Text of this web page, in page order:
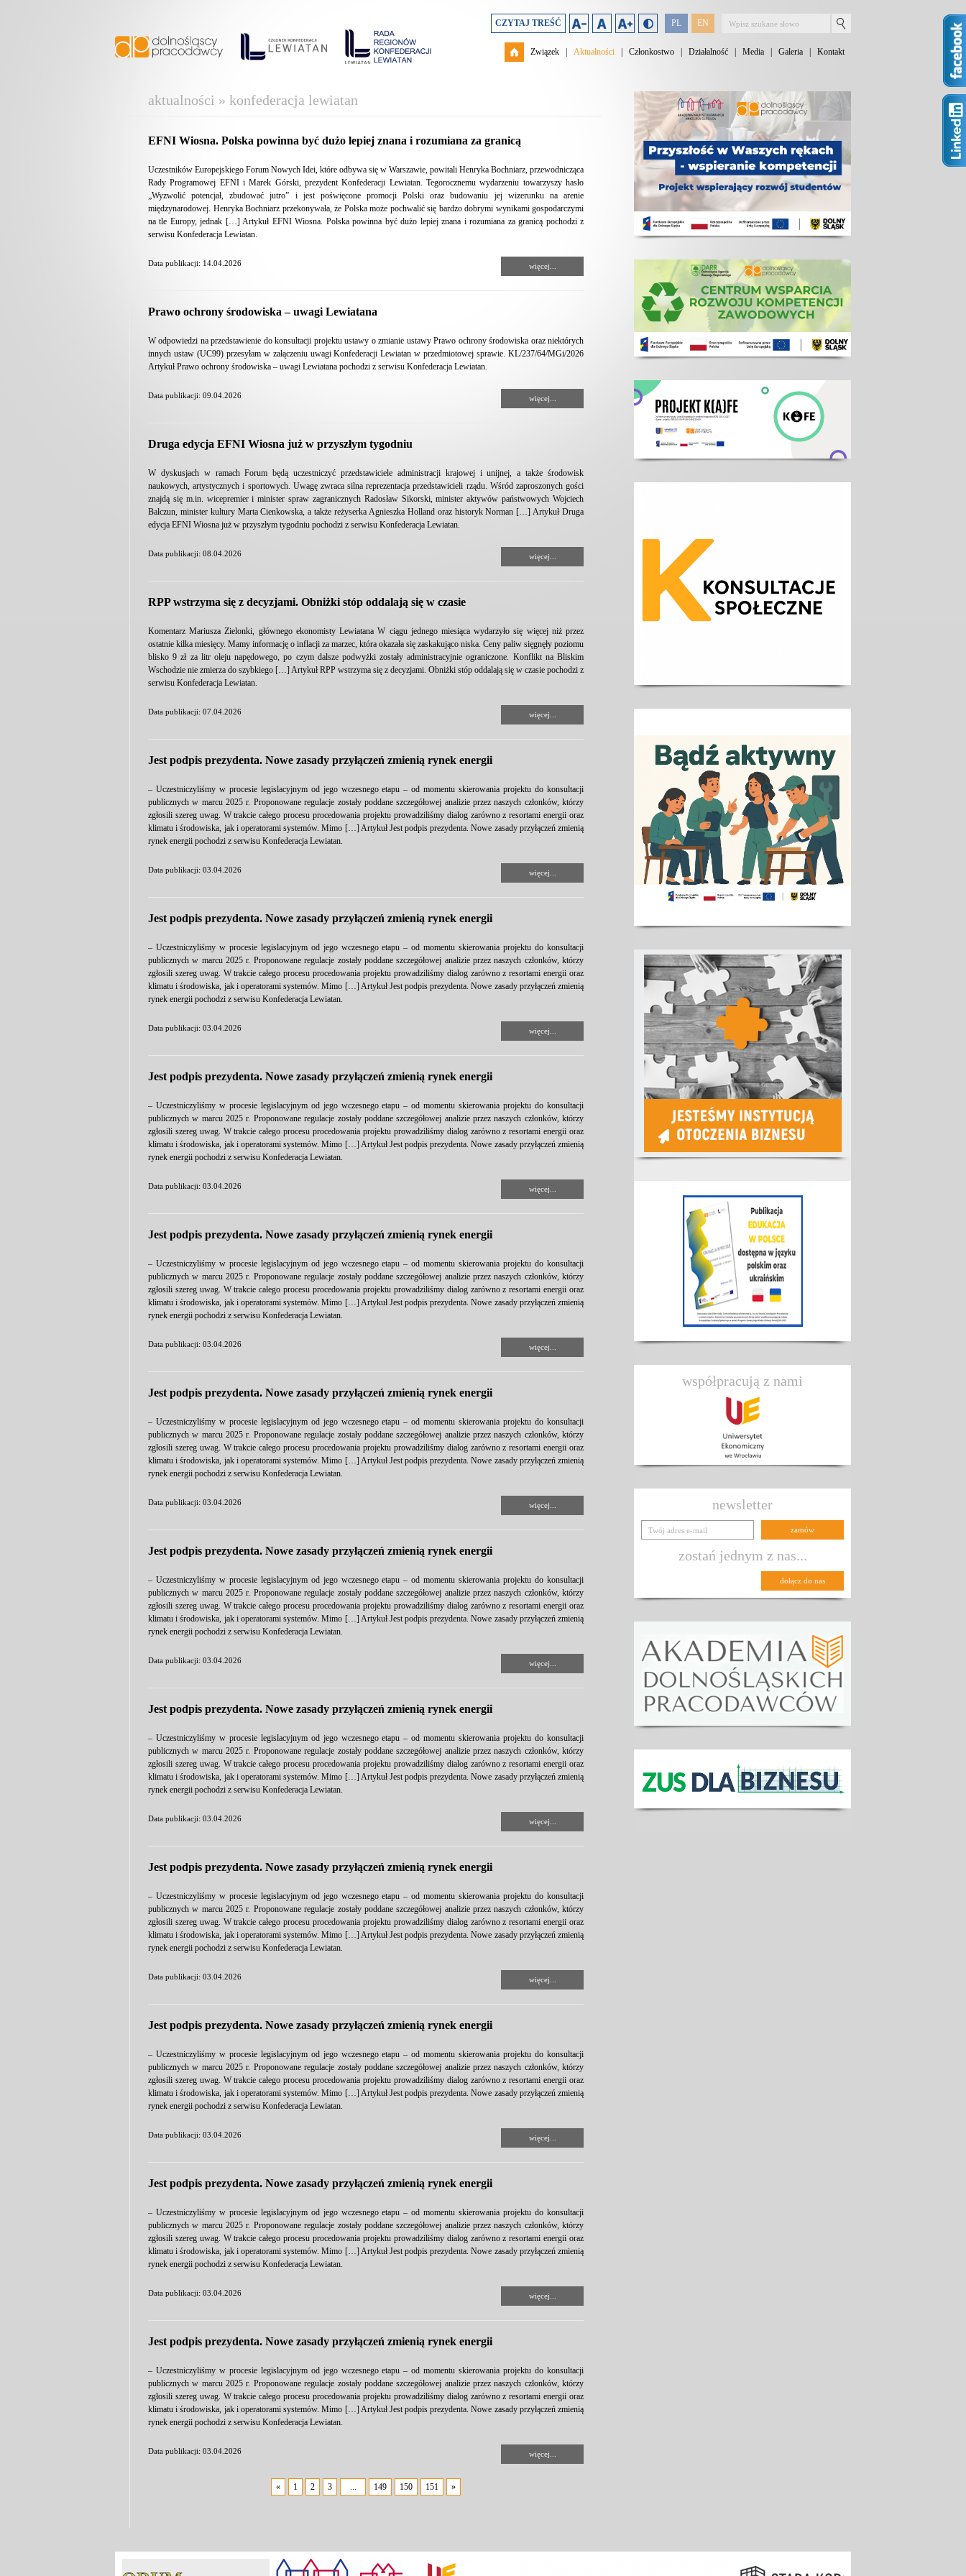
PL EN
CZYTAJ TREŚĆ
Związek Aktualności Członkostwo Działalność Media Galeria Kontakt
aktualności » konfederacja lewiatan
EFNI Wiosna. Polska powinna być dużo lepiej znana i rozumiana za granicą
Uczestników Europejskiego Forum Nowych Idei, które odbywa się w Warszawie, powitali Henryka Bochniarz, przewodnicząca
Rady Programowej EFNI i Marek Górski, prezydent Konfederacji Lewiatan. Tegorocznemu wydarzeniu towarzyszy hasło
„Wyzwolić potencjał, zbudować jutro” i jest poświęcone promocji Polski oraz budowaniu jej wizerunku na arenie
międzynarodowej. Henryka Bochniarz przekonywała, że Polska może pochwalić się bardzo dobrymi wynikami gospodarczymi
na tle Europy, jednak […] Artykuł EFNI Wiosna. Polska powinna być dużo lepiej znana i rozumiana za granicą pochodzi z
serwisu Konfederacja Lewiatan.
Data publikacji: 14.04.2026 więcej...
Prawo ochrony środowiska – uwagi Lewiatana
W odpowiedzi na przedstawienie do konsultacji projektu ustawy o zmianie ustawy Prawo ochrony środowiska oraz niektórych
innych ustaw (UC99) przesyłam w załączeniu uwagi Konfederacji Lewiatan w przedmiotowej sprawie. KL/237/64/MGi/2026
Artykuł Prawo ochrony środowiska – uwagi Lewiatana pochodzi z serwisu Konfederacja Lewiatan.
Data publikacji: 09.04.2026 więcej...
Druga edycja EFNI Wiosna już w przyszłym tygodniu
W dyskusjach w ramach Forum będą uczestniczyć przedstawiciele administracji krajowej i unijnej, a także środowisk
naukowych, artystycznych i sportowych. Uwagę zwraca silna reprezentacja przedstawicieli rządu. Wśród zaproszonych gości
znajdą się m.in. wicepremier i minister spraw zagranicznych Radosław Sikorski, minister aktywów państwowych Wojciech
Balczun, minister kultury Marta Cienkowska, a także reżyserka Agnieszka Holland oraz historyk Norman […] Artykuł Druga
edycja EFNI Wiosna już w przyszłym tygodniu pochodzi z serwisu Konfederacja Lewiatan.
Data publikacji: 08.04.2026 więcej...
RPP wstrzyma się z decyzjami. Obniżki stóp oddalają się w czasie
Komentarz Mariusza Zielonki, głównego ekonomisty Lewiatana W ciągu jednego miesiąca wydarzyło się więcej niż przez
ostatnie kilka miesięcy. Mamy informację o inflacji za marzec, która okazała się zaskakująco niska. Ceny paliw sięgnęły poziomu
blisko 9 zł za litr oleju napędowego, po czym dalsze podwyżki zostały administracyjnie ograniczone. Konflikt na Bliskim
Wschodzie nie zmierza do szybkiego […] Artykuł RPP wstrzyma się z decyzjami. Obniżki stóp oddalają się w czasie pochodzi z
serwisu Konfederacja Lewiatan.
Data publikacji: 07.04.2026 więcej...
Jest podpis prezydenta. Nowe zasady przyłączeń zmienią rynek energii
– Uczestniczyliśmy w procesie legislacyjnym od jego wczesnego etapu – od momentu skierowania projektu do konsultacji
publicznych w marcu 2025 r. Proponowane regulacje zostały poddane szczegółowej analizie przez naszych członków, którzy
zgłosili szereg uwag. W trakcie całego procesu procedowania projektu prowadziliśmy dialog zarówno z resortami energii oraz
klimatu i środowiska, jak i operatorami systemów. Mimo […] Artykuł Jest podpis prezydenta. Nowe zasady przyłączeń zmienią
rynek energii pochodzi z serwisu Konfederacja Lewiatan.
Data publikacji: 03.04.2026 więcej...
Jest podpis prezydenta. Nowe zasady przyłączeń zmienią rynek energii
– Uczestniczyliśmy w procesie legislacyjnym od jego wczesnego etapu – od momentu skierowania projektu do konsultacji
publicznych w marcu 2025 r. Proponowane regulacje zostały poddane szczegółowej analizie przez naszych członków, którzy
zgłosili szereg uwag. W trakcie całego procesu procedowania projektu prowadziliśmy dialog zarówno z resortami energii oraz
klimatu i środowiska, jak i operatorami systemów. Mimo […] Artykuł Jest podpis prezydenta. Nowe zasady przyłączeń zmienią
rynek energii pochodzi z serwisu Konfederacja Lewiatan.
Data publikacji: 03.04.2026 więcej...
Jest podpis prezydenta. Nowe zasady przyłączeń zmienią rynek energii
– Uczestniczyliśmy w procesie legislacyjnym od jego wczesnego etapu – od momentu skierowania projektu do konsultacji
publicznych w marcu 2025 r. Proponowane regulacje zostały poddane szczegółowej analizie przez naszych członków, którzy
zgłosili szereg uwag. W trakcie całego procesu procedowania projektu prowadziliśmy dialog zarówno z resortami energii oraz
klimatu i środowiska, jak i operatorami systemów. Mimo […] Artykuł Jest podpis prezydenta. Nowe zasady przyłączeń zmienią
rynek energii pochodzi z serwisu Konfederacja Lewiatan.
Data publikacji: 03.04.2026 więcej...
Jest podpis prezydenta. Nowe zasady przyłączeń zmienią rynek energii
– Uczestniczyliśmy w procesie legislacyjnym od jego wczesnego etapu – od momentu skierowania projektu do konsultacji
publicznych w marcu 2025 r. Proponowane regulacje zostały poddane szczegółowej analizie przez naszych członków, którzy
zgłosili szereg uwag. W trakcie całego procesu procedowania projektu prowadziliśmy dialog zarówno z resortami energii oraz
klimatu i środowiska, jak i operatorami systemów. Mimo […] Artykuł Jest podpis prezydenta. Nowe zasady przyłączeń zmienią
rynek energii pochodzi z serwisu Konfederacja Lewiatan.
Data publikacji: 03.04.2026 więcej...
Jest podpis prezydenta. Nowe zasady przyłączeń zmienią rynek energii
– Uczestniczyliśmy w procesie legislacyjnym od jego wczesnego etapu – od momentu skierowania projektu do konsultacji
publicznych w marcu 2025 r. Proponowane regulacje zostały poddane szczegółowej analizie przez naszych członków, którzy
zgłosili szereg uwag. W trakcie całego procesu procedowania projektu prowadziliśmy dialog zarówno z resortami energii oraz
klimatu i środowiska, jak i operatorami systemów. Mimo […] Artykuł Jest podpis prezydenta. Nowe zasady przyłączeń zmienią
rynek energii pochodzi z serwisu Konfederacja Lewiatan.
Data publikacji: 03.04.2026 więcej...
Jest podpis prezydenta. Nowe zasady przyłączeń zmienią rynek energii
– Uczestniczyliśmy w procesie legislacyjnym od jego wczesnego etapu – od momentu skierowania projektu do konsultacji
publicznych w marcu 2025 r. Proponowane regulacje zostały poddane szczegółowej analizie przez naszych członków, którzy
zgłosili szereg uwag. W trakcie całego procesu procedowania projektu prowadziliśmy dialog zarówno z resortami energii oraz
klimatu i środowiska, jak i operatorami systemów. Mimo […] Artykuł Jest podpis prezydenta. Nowe zasady przyłączeń zmienią
rynek energii pochodzi z serwisu Konfederacja Lewiatan.
Data publikacji: 03.04.2026 więcej...
Jest podpis prezydenta. Nowe zasady przyłączeń zmienią rynek energii
– Uczestniczyliśmy w procesie legislacyjnym od jego wczesnego etapu – od momentu skierowania projektu do konsultacji
publicznych w marcu 2025 r. Proponowane regulacje zostały poddane szczegółowej analizie przez naszych członków, którzy
zgłosili szereg uwag. W trakcie całego procesu procedowania projektu prowadziliśmy dialog zarówno z resortami energii oraz
klimatu i środowiska, jak i operatorami systemów. Mimo […] Artykuł Jest podpis prezydenta. Nowe zasady przyłączeń zmienią
rynek energii pochodzi z serwisu Konfederacja Lewiatan.
Data publikacji: 03.04.2026 więcej...
Jest podpis prezydenta. Nowe zasady przyłączeń zmienią rynek energii
– Uczestniczyliśmy w procesie legislacyjnym od jego wczesnego etapu – od momentu skierowania projektu do konsultacji
publicznych w marcu 2025 r. Proponowane regulacje zostały poddane szczegółowej analizie przez naszych członków, którzy
zgłosili szereg uwag. W trakcie całego procesu procedowania projektu prowadziliśmy dialog zarówno z resortami energii oraz
klimatu i środowiska, jak i operatorami systemów. Mimo […] Artykuł Jest podpis prezydenta. Nowe zasady przyłączeń zmienią
rynek energii pochodzi z serwisu Konfederacja Lewiatan.
Data publikacji: 03.04.2026 więcej...
Jest podpis prezydenta. Nowe zasady przyłączeń zmienią rynek energii
– Uczestniczyliśmy w procesie legislacyjnym od jego wczesnego etapu – od momentu skierowania projektu do konsultacji
publicznych w marcu 2025 r. Proponowane regulacje zostały poddane szczegółowej analizie przez naszych członków, którzy
zgłosili szereg uwag. W trakcie całego procesu procedowania projektu prowadziliśmy dialog zarówno z resortami energii oraz
klimatu i środowiska, jak i operatorami systemów. Mimo […] Artykuł Jest podpis prezydenta. Nowe zasady przyłączeń zmienią
rynek energii pochodzi z serwisu Konfederacja Lewiatan.
Data publikacji: 03.04.2026 więcej...
Jest podpis prezydenta. Nowe zasady przyłączeń zmienią rynek energii
– Uczestniczyliśmy w procesie legislacyjnym od jego wczesnego etapu – od momentu skierowania projektu do konsultacji
publicznych w marcu 2025 r. Proponowane regulacje zostały poddane szczegółowej analizie przez naszych członków, którzy
zgłosili szereg uwag. W trakcie całego procesu procedowania projektu prowadziliśmy dialog zarówno z resortami energii oraz
klimatu i środowiska, jak i operatorami systemów. Mimo […] Artykuł Jest podpis prezydenta. Nowe zasady przyłączeń zmienią
rynek energii pochodzi z serwisu Konfederacja Lewiatan.
Data publikacji: 03.04.2026 więcej...
Jest podpis prezydenta. Nowe zasady przyłączeń zmienią rynek energii
– Uczestniczyliśmy w procesie legislacyjnym od jego wczesnego etapu – od momentu skierowania projektu do konsultacji
publicznych w marcu 2025 r. Proponowane regulacje zostały poddane szczegółowej analizie przez naszych członków, którzy
zgłosili szereg uwag. W trakcie całego procesu procedowania projektu prowadziliśmy dialog zarówno z resortami energii oraz
klimatu i środowiska, jak i operatorami systemów. Mimo […] Artykuł Jest podpis prezydenta. Nowe zasady przyłączeń zmienią
rynek energii pochodzi z serwisu Konfederacja Lewiatan.
Data publikacji: 03.04.2026 więcej...
« 1 2 3 ... 149 150 151 »
współpracują z nami
newsletter
zostań jednym z nas...